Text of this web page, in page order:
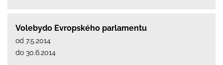
Volebydo Evropského parlamentu
od 7.5.2014
do 30.6.2014